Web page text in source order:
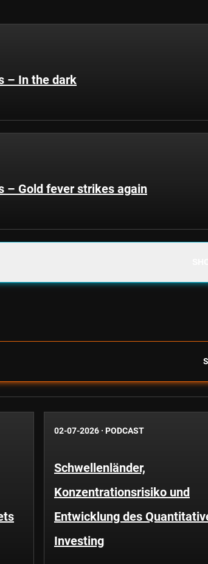
– In the dark
– Gold fever strikes again
02-07-2026 · PODCAST
Schwellenländer,
Konzentrationsrisiko und
Entwicklung des
Investing